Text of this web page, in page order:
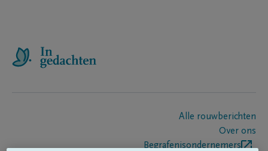
Alle rouwberichten
Over ons
Begrafenisondernemers